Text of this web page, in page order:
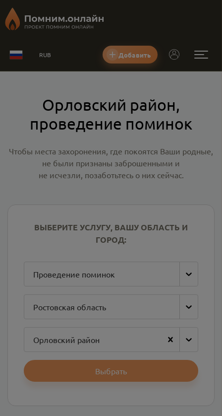
RUB Добавить
Орловский район,
проведение поминок
Чтобы места захоронения, где покоятся Ваши родные,
не были признаны заброшенными и
не исчезли, позаботьтесь о них сейчас.
ВЫБЕРИТЕ УСЛУГУ, ВАШУ ОБЛАСТЬ И
ГОРОД:
Проведение поминок
Ростовская область
Орловский район
Выбрать